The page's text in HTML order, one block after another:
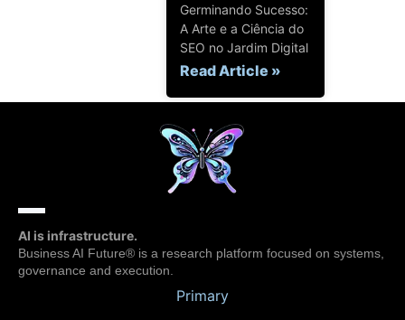
Germinando Sucesso:
A Arte e a Ciência do
SEO no Jardim Digital
Read Article »
AI is infrastructure.
Business AI Future® is a research platform focused on systems,
governance and execution.
Primary